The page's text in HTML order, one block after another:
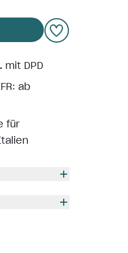
mit DPD
ab
für